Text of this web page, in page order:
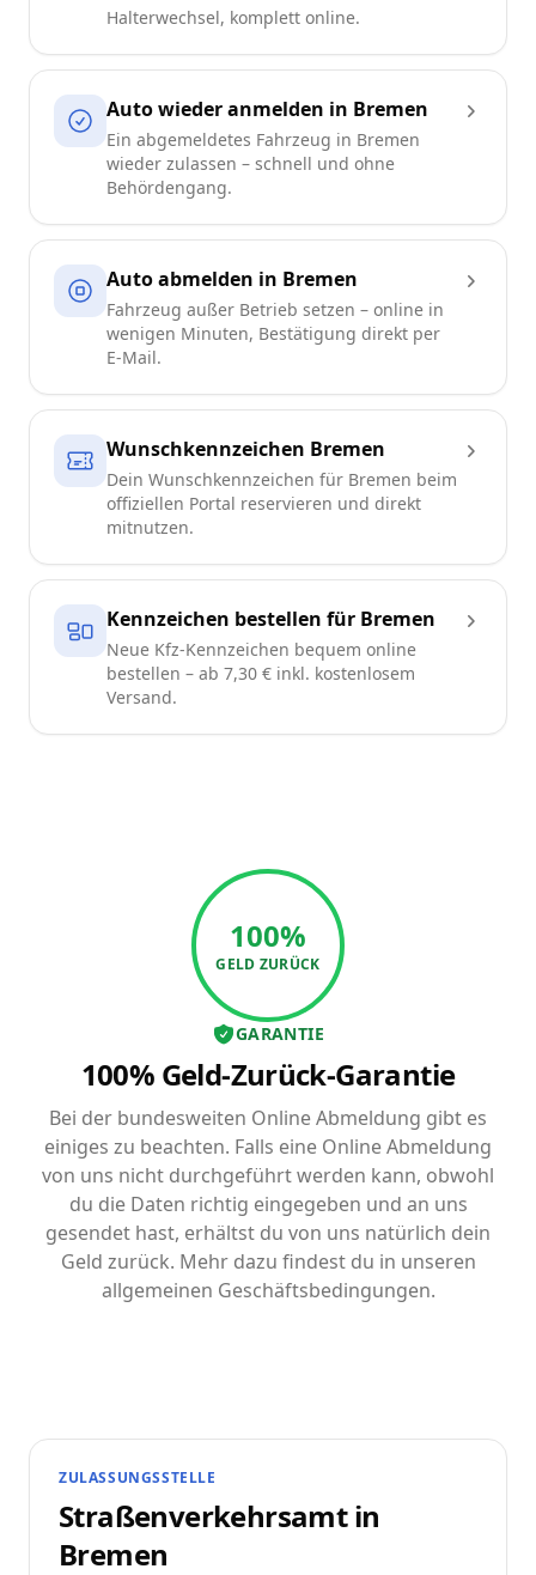
Halterwechsel, komplett online.
Auto wieder anmelden in Bremen
Ein abgemeldetes Fahrzeug in Bremen
wieder zulassen – schnell und ohne
Behördengang.
Auto abmelden in Bremen
Fahrzeug außer Betrieb setzen – online in
wenigen Minuten, Bestätigung direkt per
E-Mail.
Wunschkennzeichen Bremen
Dein Wunschkennzeichen für Bremen beim
offiziellen Portal reservieren und direkt
mitnutzen.
Kennzeichen bestellen für Bremen
Neue Kfz-Kennzeichen bequem online
bestellen – ab 7,30 € inkl. kostenlosem
Versand.
100%
GELD ZURÜCK
GARANTIE
100% Geld-Zurück-Garantie
Bei der bundesweiten Online Abmeldung gibt es
einiges zu beachten. Falls eine Online Abmeldung
von uns nicht durchgeführt werden kann, obwohl
du die Daten richtig eingegeben und an uns
gesendet hast, erhältst du von uns natürlich dein
Geld zurück. Mehr dazu findest du in unseren
allgemeinen Geschäftsbedingungen.
ZULASSUNGSSTELLE
Straßenverkehrsamt in
Bremen